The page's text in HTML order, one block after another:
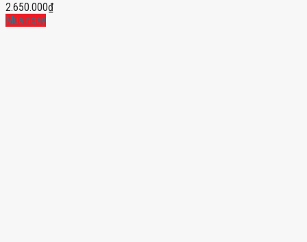
2.650.000₫
Mua ngay